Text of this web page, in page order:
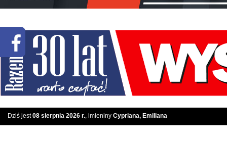
Dziś jest08 sierpnia 2026 r., imieniny Cypriana, Emiliana